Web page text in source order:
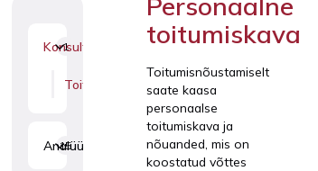
toitumiskava
Toitumisnõustamiselt
saate kaasa
personaalse
toitumiskava ja
nõuanded, mis on
koostatud võttes
Konsultatsioonid
1
Toitumisspetsialist
Analüüsid
15